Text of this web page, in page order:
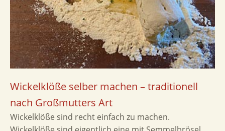
Wickelklöße selber machen – traditionell
nach Großmutters Art
Wickelklöße sind recht einfach zu machen.